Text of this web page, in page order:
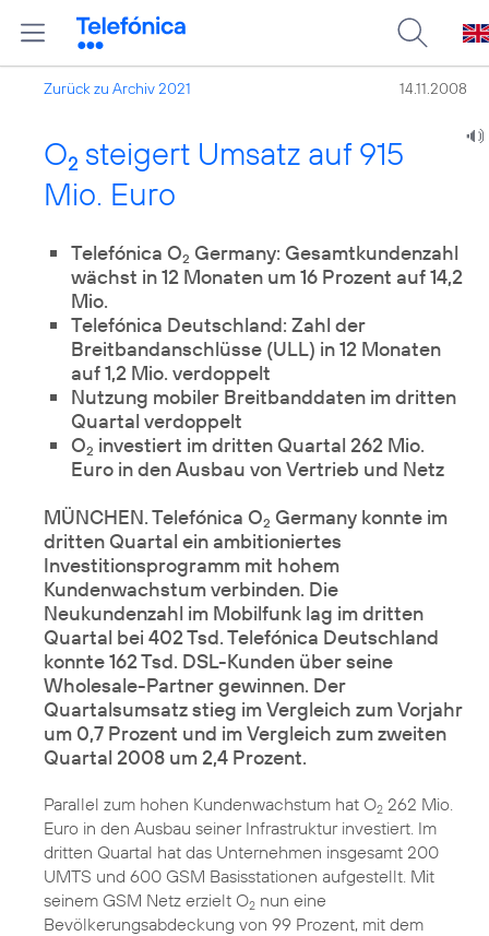
Zurück zu Archiv 2021 14.11.2008
O2 steigert Umsatz auf 915
Mio. Euro
Telefónica O2 Germany: Gesamtkundenzahl
wächst in 12 Monaten um 16 Prozent auf 14,2
Mio.
Telefónica Deutschland: Zahl der
Breitbandanschlüsse (ULL) in 12 Monaten
auf 1,2 Mio. verdoppelt
Nutzung mobiler Breitbanddaten im dritten
Quartal verdoppelt
O2 investiert im dritten Quartal 262 Mio.
Euro in den Ausbau von Vertrieb und Netz
MÜNCHEN. Telefónica O2 Germany konnte im
dritten Quartal ein ambitioniertes
Investitionsprogramm mit hohem
Kundenwachstum verbinden. Die
Neukundenzahl im Mobilfunk lag im dritten
Quartal bei 402 Tsd. Telefónica Deutschland
konnte 162 Tsd. DSL-Kunden über seine
Wholesale-Partner gewinnen. Der
Quartalsumsatz stieg im Vergleich zum Vorjahr
um 0,7 Prozent und im Vergleich zum zweiten
Quartal 2008 um 2,4 Prozent.
Parallel zum hohen Kundenwachstum hat O2 262 Mio.
Euro in den Ausbau seiner Infrastruktur investiert. Im
dritten Quartal hat das Unternehmen insgesamt 200
UMTS und 600 GSM Basisstationen aufgestellt. Mit
seinem GSM Netz erzielt O2 nun eine
Bevölkerungsabdeckung von 99 Prozent, mit dem